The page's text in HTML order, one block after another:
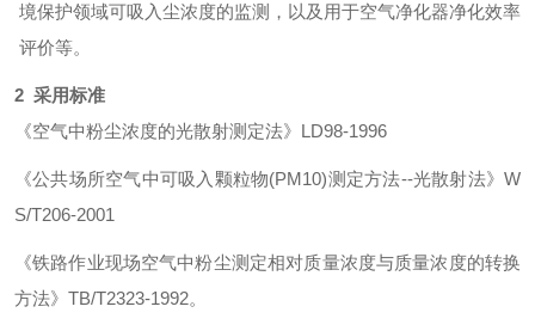
境保护领域可吸入尘浓度的监测，以及用于空气净化器净化效率
评价等。
2 采用标准
《空气中粉尘浓度的光散射测定法》 LD98-1996
《公共场所空气中可吸入颗粒物(PM10)测定方法--光散射法》W
S/T206-2001
《铁路作业现场空气中粉尘测定相对质量浓度与质量浓度的转换
方法》 TB/T2323-1992。